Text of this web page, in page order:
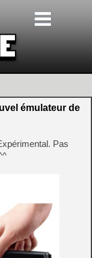
émulateur de
Pas